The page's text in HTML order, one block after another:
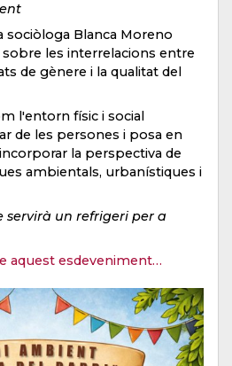
sociòloga Blanca Moreno
les interrelacions entre
de gènere i la qualitat del
l'entorn físic i social
de les persones i posa en
la perspectiva de
ambientals, urbanístiques i
servirà un refrigeri per a
aquest esdeveniment…